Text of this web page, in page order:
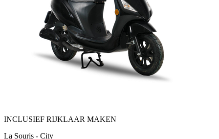
INCLUSIEF RIJKLAAR MAKEN
La Souris - City